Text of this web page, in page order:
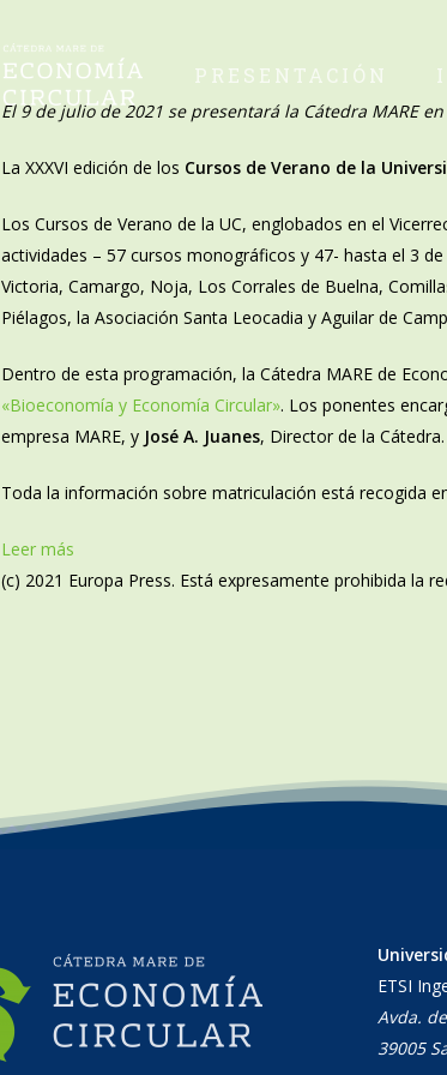
PRESENTACIÓN
El 9 de julio de 2021 se presentará la Cátedra MARE
La XXXVI edición de los Cursos de Verano de la
Los Cursos de Verano de la UC, englobados en el
actividades – 57 cursos monográficos y 47- hasta el 3
Victoria, Camargo, Noja, Los Corrales de Buelna,
Piélagos, la Asociación Santa Leocadia y Aguilar de
Dentro de esta programación, la Cátedra MARE de
«Bioeconomía y Economía Circular». Los ponentes
empresa MARE, y José A. Juanes, Director de la Cátedra.
Toda la información sobre matriculación está recogida
Leer más
(c) 2021 Europa Press. Está expresamente prohibida la
ETSI
Avda.
39005